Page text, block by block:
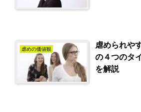
虐めの価値観
虐められや
の４つのタ
を解説